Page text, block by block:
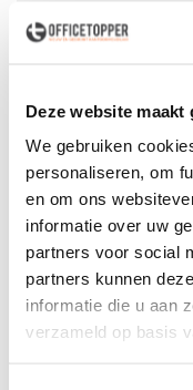
Deze website
We gebruiken
personaliseren, om
en om ons
informatie over uw
partners voor social
partners kunnen
informatie die u aan
verzameld op basis
Offerte
Leveringin België
Voor zowel
Professionele